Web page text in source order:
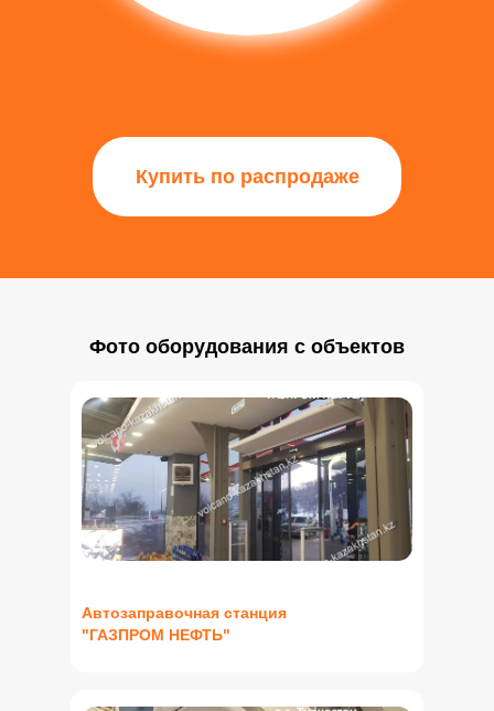
Купить по распродаже
Фото оборудования с объектов
Автозаправочная станция
"ГАЗПРОМ НЕФТЬ"